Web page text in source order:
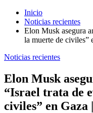
Inicio
Noticias recientes
Elon Musk asegura
la muerte de civiles”
Noticias recientes
Elon Musk
“Israel trata de
civiles” en